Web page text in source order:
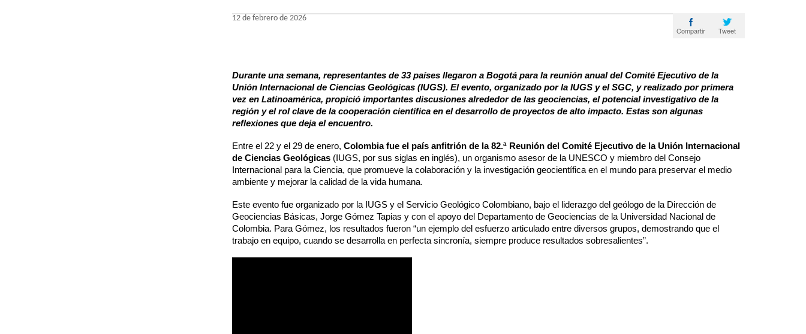
12 de febrero de 2026
Tweet
Compartir
Durante una semana, representantes de 33 países llegaron a Bogotá para la reunión anual del Comité Ejecutivo de la
Unión Internacional de Ciencias Geológicas (IUGS). El evento, organizado por la IUGS y el SGC, y realizado por primera
vez en Latinoamérica, propició importantes discusiones alrededor de las geociencias, el potencial investigativo de la
región y el rol clave de la cooperación científica en el desarrollo de proyectos de alto impacto. Estas son algunas
reflexiones que deja el encuentro.
Entre el 22 y el 29 de enero, Colombia fue el país anfitrión de la 82.ª Reunión del Comité Ejecutivo de la Unión Internacional
de Ciencias Geológicas (IUGS, por sus siglas en inglés), un organismo asesor de la UNESCO y miembro del Consejo
Internacional para la Ciencia, que promueve la colaboración y la investigación geocientífica en el mundo para preservar el medio
ambiente y mejorar la calidad de la vida humana.
Este evento fue organizado por la IUGS y el Servicio Geológico Colombiano, bajo el liderazgo del geólogo de la Dirección de
Geociencias Básicas, Jorge Gómez Tapias y con el apoyo del Departamento de Geociencias de la Universidad Nacional de
Colombia. Para Gómez, los resultados fueron “un ejemplo del esfuerzo articulado entre diversos grupos, demostrando que el
trabajo en equipo, cuando se desarrolla en perfecta sincronía, siempre produce resultados sobresalientes”.